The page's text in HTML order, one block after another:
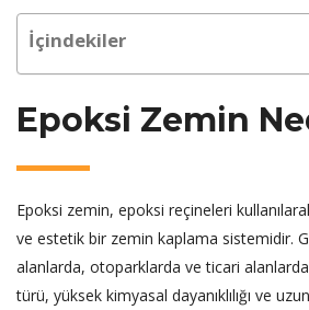
İçindekiler
Epoksi Zemin
Epoksi zemin, epoksi reçineleri
ve estetik bir zemin kaplama sistemidir.
alanlarda, otoparklarda ve ticari
türü, yüksek kimyasal dayanıklılığı ve